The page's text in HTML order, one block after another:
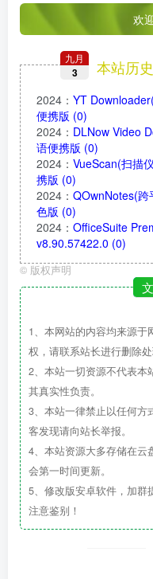
欢
九月
3 本站历
2024 ： YT
便携版 (0)
2024 ： DLNow Video
语便携版 (0)
2024 ： VueScan(扫描
携版 (0)
2024 ： QOwnNotes(
色版 (0)
2024 ： OfficeSuite
v8.90.57422.0 (0)
© 版权声明
1、本网站的内容均来源
权，请联系站长进行删除处
2、本站一切资源不代表本
其真实性负责。
3、本站一律禁止以任何方
客发现请向站长举报。
4、本站资源大多存储在云
会第一时间更新。
5、修改版安卓软件，加群
注意鉴别！